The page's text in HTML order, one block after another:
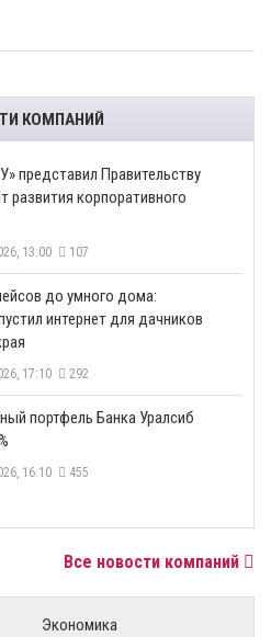
КОМПАНИЙ
представил Правительству
развития корпоративного
13:00 107
до умного дома:
интернет для дачников
17:10 292
портфель Банка Уралсиб
16:10 455
Все новости компаний
Экономика